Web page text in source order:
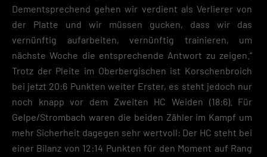
Dementsprechend gehen wir verdient als Verlierer von
der Platte und wir müssen gucken, dass wir das
vernünftig aufarbeiten, vernünftig trainieren, um
nächste Woche die entsprechende Antwort zu zeigen.“
Trotz der Pleite im Oberbergischen ist Korschenbroich
bei jetzt 20:6 Punkten weiter Erster, es steht jedoch nur
noch knapp vor dem Zweiten HC Weiden (18:6). Für
Gelpe/Strombach waren die beiden Zähler im Kampf um
mehr Sicherheit dagegen sehr wertvoll: Der HC steht bei
einer Bilanz von 12:14 Punkten für den Moment auf Rang